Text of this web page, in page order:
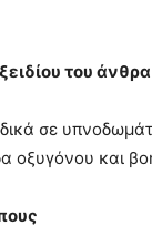
του
σε
οξυγόνου και